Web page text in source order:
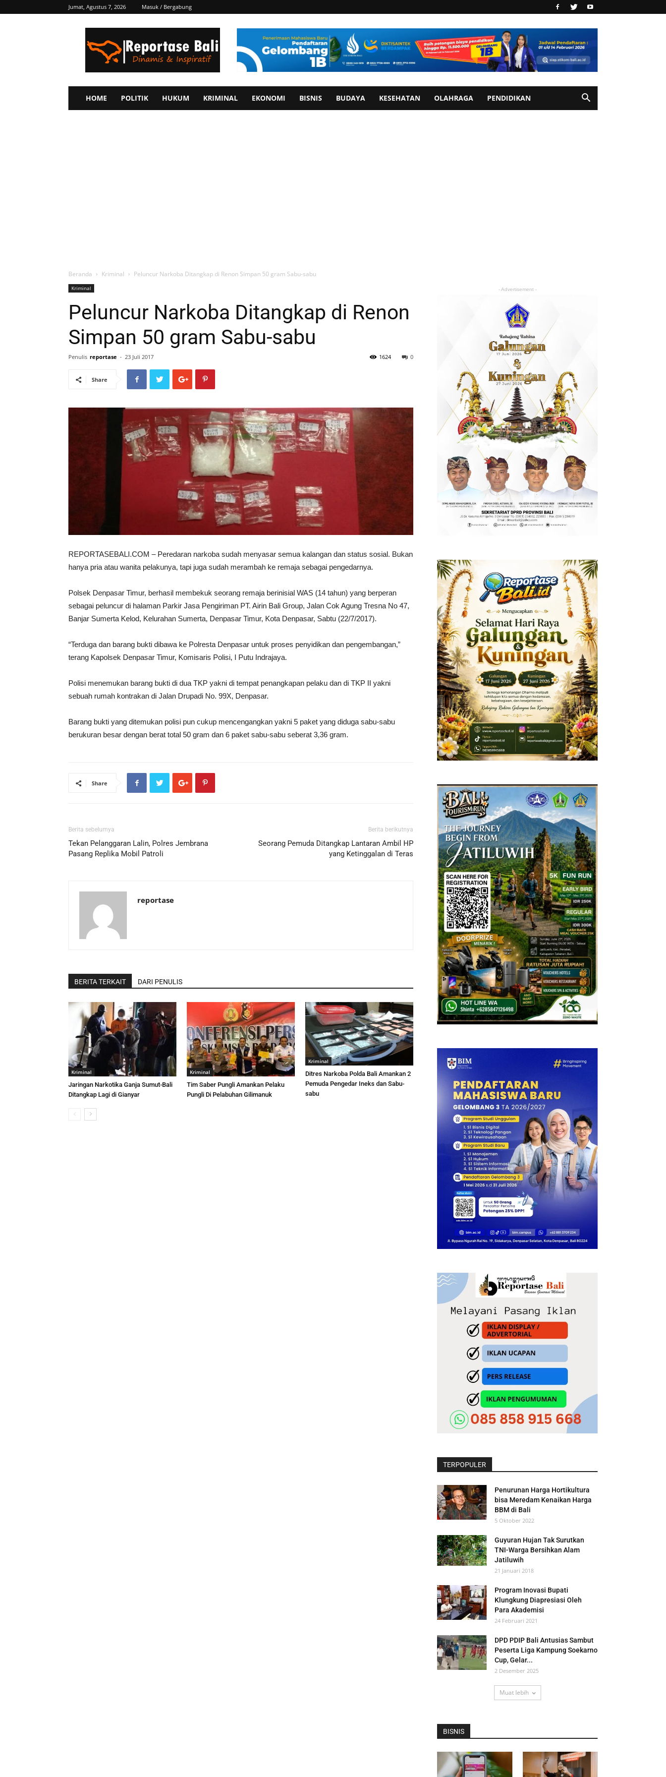
Jumat, Agustus 7, 2026 Masuk / Bergabung
Bali
HOME POLITIK HUKUM KRIMINAL EKONOMI BISNIS BUDAYA KESEHATAN OLAHRAGA PENDIDIKAN
Beranda Kriminal Peluncur Narkoba Ditangkap di Renon Simpan 50 gram Sabu-sabu
Kriminal
Peluncur Narkoba Ditangkap di Renon
Simpan 50 gram Sabu-sabu
Penulis reportase - 23 Juli 2017 0
1624
Share
REPORTASEBALI.COM – Peredaran narkoba sudah menyasar semua kalangan dan status sosial. Bukan
hanya pria atau wanita pelakunya, tapi juga sudah merambah ke remaja sebagai pengedarnya.
Polsek Denpasar Timur, berhasil membekuk seorang remaja berinisial WAS (14 tahun) yang berperan
sebagai peluncur di halaman Parkir Jasa Pengiriman PT. Airin Bali Group, Jalan Cok Agung Tresna No 47,
Banjar Sumerta Kelod, Kelurahan Sumerta, Denpasar Timur, Kota Denpasar, Sabtu (22/7/2017).
“Terduga dan barang bukti dibawa ke Polresta Denpasar untuk proses penyidikan dan pengembangan,”
terang Kapolsek Denpasar Timur, Komisaris Polisi, I Putu Indrajaya.
Polisi menemukan barang bukti di dua TKP yakni di tempat penangkapan pelaku dan di TKP II yakni
sebuah rumah kontrakan di Jalan Drupadi No. 99X, Denpasar.
Barang bukti yang ditemukan polisi pun cukup mencengangkan yakni 5 paket yang diduga sabu-sabu
berukuran besar dengan berat total 50 gram dan 6 paket sabu-sabu seberat 3,36 gram.
Share
Berita sebelumya
Tekan Pelanggaran Lalin, Polres Jembrana
Pasang Replika Mobil Patroli
Berita berikutnya
Seorang Pemuda Ditangkap Lantaran Ambil HP
yang Ketinggalan di Teras
reportase
BERITA TERKAIT DARI PENULIS
Kriminal
Jaringan Narkotika Ganja Sumut-Bali
Ditangkap Lagi di Gianyar
Kriminal
Tim Saber Pungli Amankan Pelaku
Pungli Di Pelabuhan Gilimanuk
Kriminal
Ditres Narkoba Polda Bali Amankan 2
Pemuda Pengedar Ineks dan Sabu-
sabu
- Advertisement -
TERPOPULER
Penurunan Harga Hortikultura
bisa Meredam Kenaikan Harga
BBM di Bali
5 Oktober 2022
Guyuran Hujan Tak Surutkan
TNI-Warga Bersihkan Alam
Jatiluwih
21 Januari 2018
Program Inovasi Bupati
Klungkung Diapresiasi Oleh
Para Akademisi
24 Februari 2021
DPD PDIP Bali Antusias Sambut
Peserta Liga Kampung Soekarno
Cup, Gelar...
2 Desember 2025
Muat lebih
BISNIS